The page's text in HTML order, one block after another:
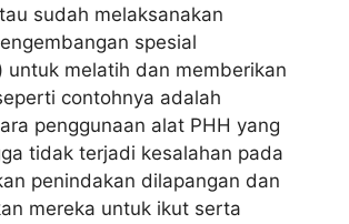
sudah melaksanakan
spesial
untuk melatih dan memberikan
contohnya adalah
penggunaan alat PHH yang
tidak terjadi kesalahan pada
penindakan dilapangan dan
mereka untuk ikut serta